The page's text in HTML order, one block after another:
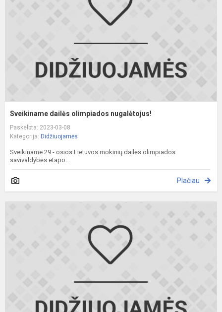
Sveikiname dailės olimpiados nugalėtojus!
Paskelbta: 2023-03-08
Kategorija: Didžiuojamės
Sveikiname 29 - osios Lietuvos mokinių dailės olimpiados
savivaldybės etapo...
Plačiau